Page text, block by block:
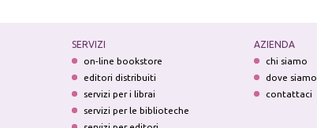
SERVIZI
on-line bookstore
editori distribuiti
servizi per i librai
servizi per le biblioteche
AZIENDA
chi siamo
dove siamo
contattaci